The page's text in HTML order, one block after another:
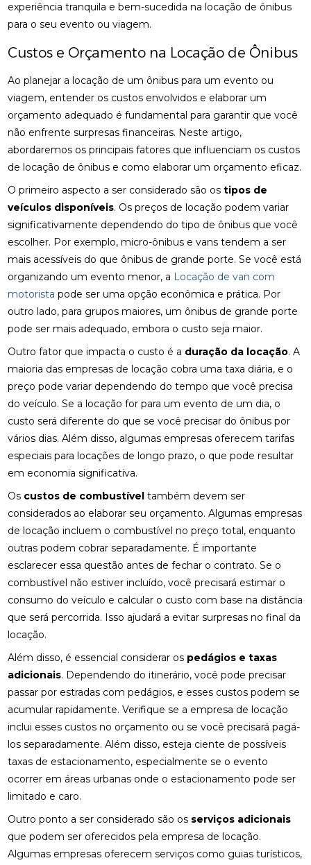
experiência tranquila e bem-sucedida na locação de ônibus
para o seu evento ou viagem.
Custos e Orçamento na Locação de Ônibus
Ao planejar a locação de um ônibus para um evento ou
viagem, entender os custos envolvidos e elaborar um
orçamento adequado é fundamental para garantir que você
não enfrente surpresas financeiras. Neste artigo,
abordaremos os principais fatores que influenciam os custos
de locação de ônibus e como elaborar um orçamento eficaz.
O primeiro aspecto a ser considerado são ostipos de
veículos disponíveis. Os preços de locação podem variar
significativamente dependendo do tipo de ônibus que você
escolher. Por exemplo, micro-ônibus e vans tendem a ser
mais acessíveis do que ônibus de grande porte. Se você está
organizando um evento menor, a Locação de van com
motorista pode ser uma opção econômica e prática. Por
outro lado, para grupos maiores, um ônibus de grande porte
pode ser mais adequado, embora o custo seja maior.
Outro fator que impacta o custo é a duração da locação. A
maioria das empresas de locação cobra uma taxa diária, e o
preço pode variar dependendo do tempo que você precisa
do veículo. Se a locação for para um evento de um dia, o
custo será diferente do que se você precisar do ônibus por
vários dias. Além disso, algumas empresas oferecem tarifas
especiais para locações de longo prazo, o que pode resultar
em economia significativa.
Os custos de combustível também devem ser
considerados ao elaborar seu orçamento. Algumas empresas
de locação incluem o combustível no preço total, enquanto
outras podem cobrar separadamente. É importante
esclarecer essa questão antes de fechar o contrato. Se o
combustível não estiver incluído, você precisará estimar o
consumo do veículo e calcular o custo com base na distância
que será percorrida. Isso ajudará a evitar surpresas no final da
locação.
Além disso, é essencial considerar os pedágios e taxas
adicionais. Dependendo do itinerário, você pode precisar
passar por estradas com pedágios, e esses custos podem se
acumular rapidamente. Verifique se a empresa de locação
inclui esses custos no orçamento ou se você precisará pagá-
los separadamente. Além disso, esteja ciente de possíveis
taxas de estacionamento, especialmente se o evento
ocorrer em áreas urbanas onde o estacionamento pode ser
limitado e caro.
Outro ponto a ser considerado são os serviços adicionais
que podem ser oferecidos pela empresa de locação.
Algumas empresas oferecem serviços como guias turísticos,